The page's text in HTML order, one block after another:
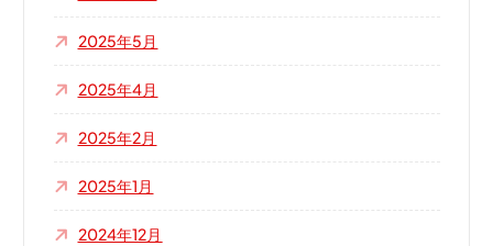
2025年5月
2025年4月
2025年2月
2025年1月
2024年12月